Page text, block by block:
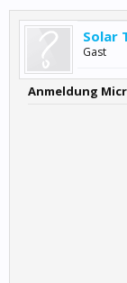
Solar
Gast
Anmeldung